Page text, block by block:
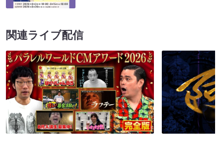
関連ライブ配信